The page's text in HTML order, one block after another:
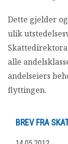
Dette gjelder
ulik
alle
andelseiers
flyttingen.
BREV FRA